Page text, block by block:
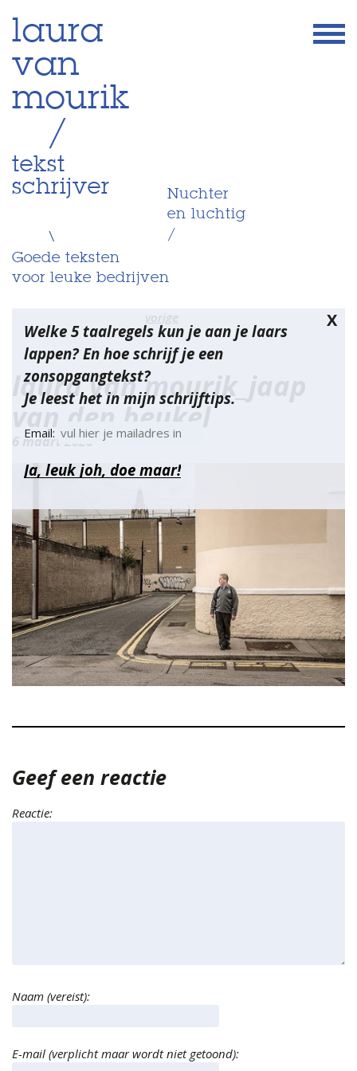
Skip
to
content
laura
van
mourik
/
tekst
schrijver
\
Nuchter
en luchtig
/
Goede teksten
voor leuke bedrijven
X
Welke 5 taalregels kun je aan je laars
lappen? En hoe schrijf je een
zonsopgangtekst?
Je leest het in mijn schrijftips.
Email:
Bericht
navigatie
vorige
laura van mourik_jaap
van den beukel
6 maart 2020
Geef een reactie
Reactie:
Naam (vereist):
E-mail (verplicht maar wordt niet getoond):